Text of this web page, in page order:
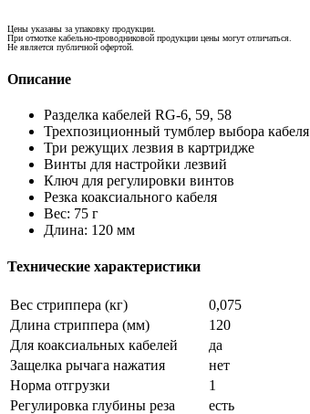
Цены указаны за упаковку продукции.
При отмотке кабельно-проводниковой продукции цены могут отличаться.
Не является публичной офертой.
Описание
Разделка кабелей RG-6, 59, 58
Трехпозиционный тумблер выбора кабеля
Три режущих лезвия в картридже
Винты для настройки лезвий
Ключ для регулировки винтов
Резка коаксиального кабеля
Вес: 75 г
Длина: 120 мм
Технические характеристики
Вес стриппера (кг)
0,075
Длина стриппера (мм)
120
Для коаксиальных кабелей
да
Защелка рычага нажатия
нет
Норма отгрузки
1
Регулировка глубины реза
есть